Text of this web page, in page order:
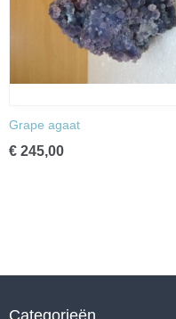
Grape agaat
€ 245,00
Categorieën